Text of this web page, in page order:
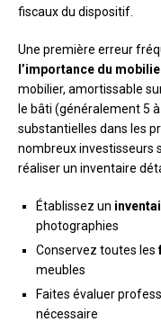
fiscaux du dispositif.
Une première erreur
l’importance du
mobilier, amortissable
le bâti (généralement 5
substantielles dans les
nombreux investisseurs
réaliser un inventaire
Établissez un
photographies
Conservez toutes les
meubles
Faites évaluer
nécessaire